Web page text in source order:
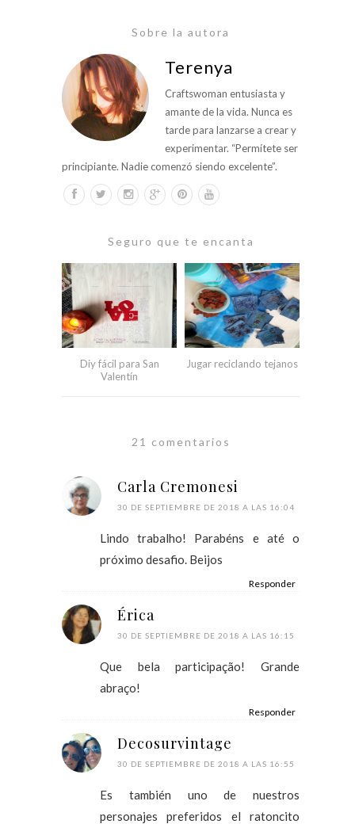
Sobre la autora
Terenya
Craftswoman entusiasta y
amante de la vida. Nunca es
tarde para lanzarse a crear y
experimentar. “Permítete ser
principiante. Nadie comenzó siendo excelente”.
Seguro que te encanta
Diy fácil para San
Valentín
Jugar reciclando tejanos
21 comentarios
Carla Cremonesi
30 DE SEPTIEMBRE DE 2018 A LAS 16:04
Lindo trabalho! Parabéns e até o
próximo desafio. Beijos
Responder
Érica
30 DE SEPTIEMBRE DE 2018 A LAS 16:15
Que bela participação! Grande
abraço!
Responder
Decosurvintage
30 DE SEPTIEMBRE DE 2018 A LAS 16:55
Es también uno de nuestros
personajes preferidos el ratoncito